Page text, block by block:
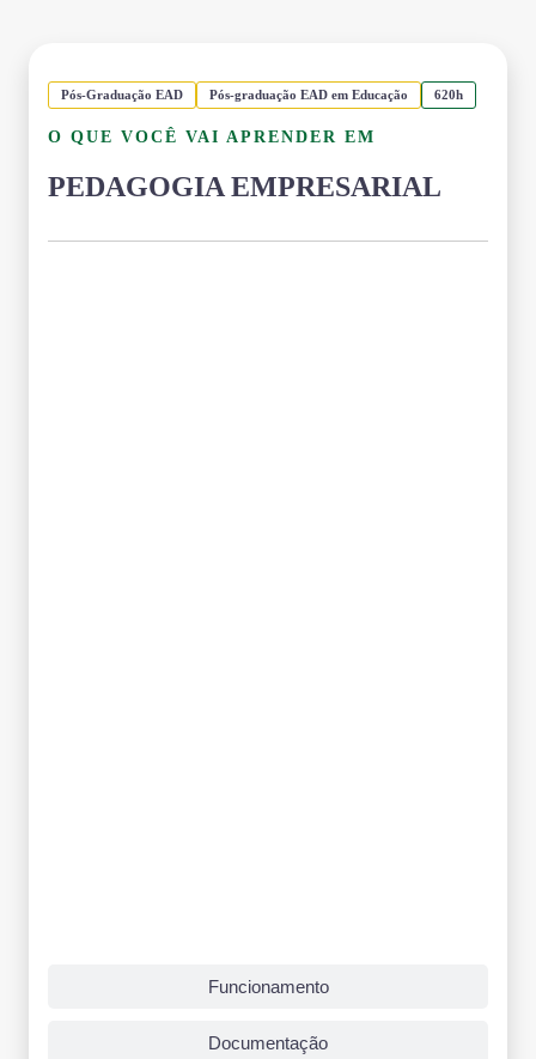
Pós-Graduação EAD Pós-graduação EAD em Educação 620h
O QUE VOCÊ VAI APRENDER EM
PEDAGOGIA EMPRESARIAL
Funcionamento
Documentação